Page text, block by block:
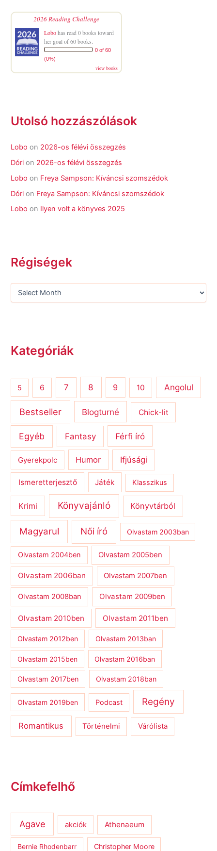
2026 Reading Challenge
Lobohas read 0 books toward
her goal of 60 books.
0 of 60
(0%)
view books
Utolsó hozzászólások
Lobo on 2026-os félévi összegzés
Dóri on 2026-os félévi összegzés
Lobo on Freya Sampson: Kíváncsi szomszédok
Dóri on Freya Sampson: Kíváncsi szomszédok
Lobo on Ilyen volt a könyves 2025
Régiségek
Kategóriák
5 6 7 8 9 10 Angolul
Bestseller Blogturné Chick-lit
Egyéb Fantasy Férfi író
Gyerekpolc Humor Ifjúsági
Ismeretterjesztő Játék Klasszikus
Krimi Könyvajánló Könyvtárból
Magyarul Női író Olvastam 2003ban
Olvastam 2004ben Olvastam 2005ben
Olvastam 2006ban Olvastam 2007ben
Olvastam 2008ban Olvastam 2009ben
Olvastam 2010ben Olvastam 2011ben
Olvastam 2012ben Olvastam 2013ban
Olvastam 2015ben Olvastam 2016ban
Olvastam 2017ben Olvastam 2018ban
Olvastam 2019ben Podcast Regény
Romantikus Történelmi Várólista
Címkefelhő
Agave akciók Athenaeum
Bernie Rhodenbarr Christopher Moore